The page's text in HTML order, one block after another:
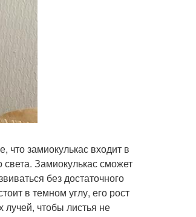
что замиокулькас входит в
Замиокулькас сможет
без достаточного
в темном углу, его рост
лучей, чтобы листья не